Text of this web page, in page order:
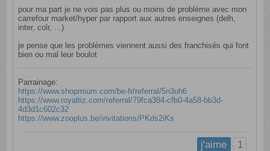
pour ma part je ne vois pas plus ou moins de problème avec mon
carrefour market/hyper par rapport aux autres enseignes (delh,
inter, colr, ...)
je pense que les problèmes viennent aussi des franchisés qui font
bien ou mal leur boulot
Parrainage:
https://www.shopmium.com/be-fr/referral/5n3uh6
https://www.royaltiz.com/referral/79fca384-cfb0-4a58-bb3d-
4d3d1c602c32
https://www.zooplus.be/invitations/PKds2iKs
j'aime 1